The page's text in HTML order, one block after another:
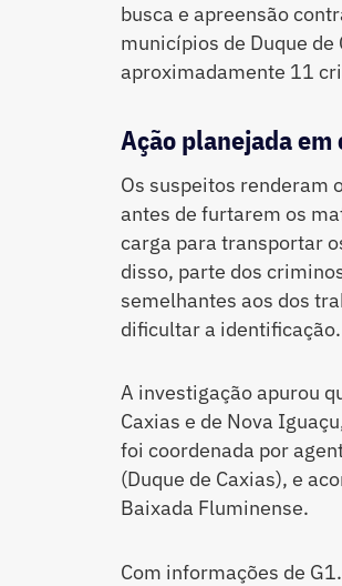
busca e apreensão
municípios de Duque
aproximadamente 11
Ação planejada
Os suspeitos renderam
antes de furtarem os
carga para transportar
disso, parte dos
semelhantes aos dos
dificultar a identificação.
A investigação apurou
Caxias e de Nova
foi coordenada por
(Duque de Caxias), e
Baixada Fluminense.
Com informações de G1.